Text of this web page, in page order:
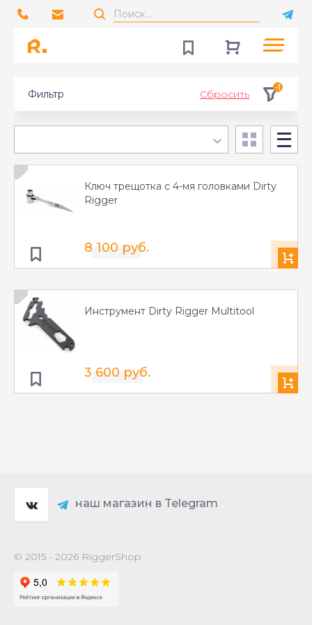
Фильтр Сбросить
-1
Ключ трещотка с 4-мя головками Dirty
Rigger
8 100 руб.
Инструмент Dirty Rigger Multitool
3 600 руб.
наш магазин в Telegram
© 2015 - 2026 RiggerShop